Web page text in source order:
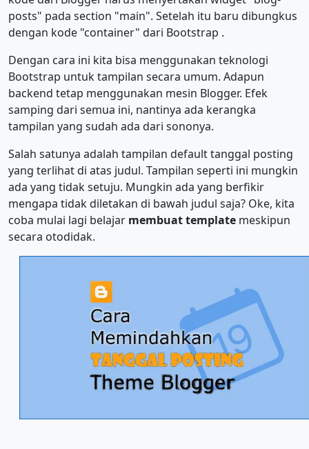
posts" pada section "main". Setelah itu baru dibungkus
dengan kode "container" dari Bootstrap .
Dengan cara ini kita bisa menggunakan teknologi
Bootstrap untuk tampilan secara umum. Adapun
backend tetap menggunakan mesin Blogger. Efek
samping dari semua ini, nantinya ada kerangka
tampilan yang sudah ada dari sononya.
Salah satunya adalah tampilan default tanggal posting
yang terlihat di atas judul. Tampilan seperti ini mungkin
ada yang tidak setuju. Mungkin ada yang berfikir
mengapa tidak diletakan di bawah judul saja? Oke, kita
coba mulai lagi belajar membuat template meskipun
secara otodidak.